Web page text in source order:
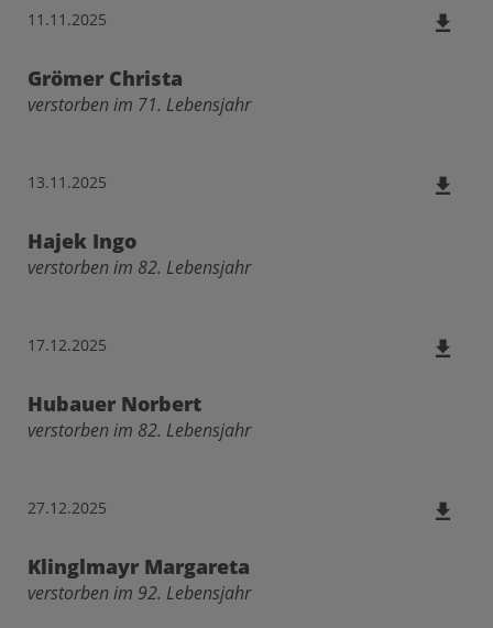
11.11.2025
Grömer Christa
verstorben im 71. Lebensjahr
13.11.2025
Hajek Ingo
verstorben im 82. Lebensjahr
17.12.2025
Hubauer Norbert
verstorben im 82. Lebensjahr
27.12.2025
Klinglmayr Margareta
verstorben im 92. Lebensjahr